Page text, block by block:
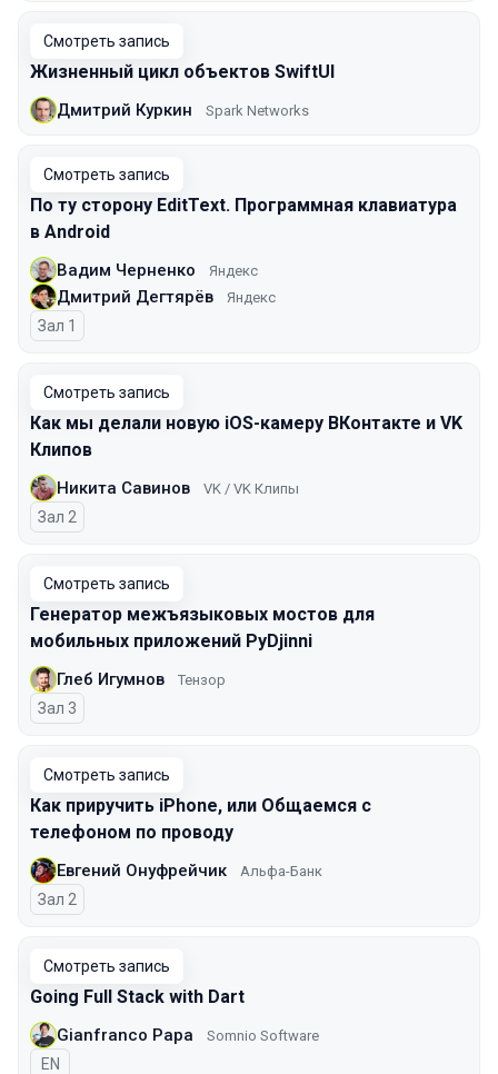
Смотреть запись
Жизненный цикл объектов SwiftUI
Дмитрий Куркин Spark Networks
Смотреть запись
По ту сторону EditText. Программная клавиатура
в Android
Вадим Черненко Яндекс
Дмитрий Дегтярёв Яндекс
Зал 1
Смотреть запись
Как мы делали новую iOS-камеру ВКонтакте и VK
Клипов
Никита Савинов VK / VK Клипы
Зал 2
Смотреть запись
Генератор межъязыковых мостов для
мобильных приложений PyDjinni
Глеб Игумнов Тензор
Зал 3
Смотреть запись
Как приручить iPhone, или Общаемся с
телефоном по проводу
Евгений Онуфрейчик Альфа-Банк
Зал 2
Смотреть запись
Going Full Stack with Dart
Gianfranco Papa Somnio Software
На английском языке
EN